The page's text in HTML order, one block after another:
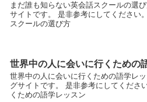
まだ誰も知らない英会話スクールの選
サイトです。 是非参考にしてください
スクールの選び方
世界中の人に会いに行くための
世界中の人に会いに行くための語学レ
グサイトです。 是非参考にしてくださ
くための語学レッスン